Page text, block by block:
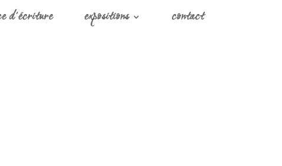
d’écriture expositions
contact